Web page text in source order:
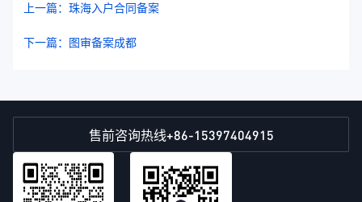
上一篇：珠海入户合同备案
下一篇：图审备案成都
售前咨询热线+86-15397404915